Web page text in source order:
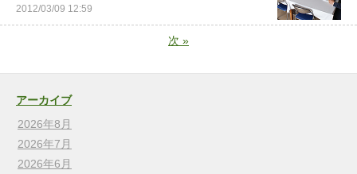
2012/03/09 12:59
次 »
アーカイブ
2026年8月
2026年7月
2026年6月